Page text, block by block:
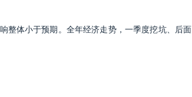
整体小于预期。全年经济走势，一季度挖坑、后面